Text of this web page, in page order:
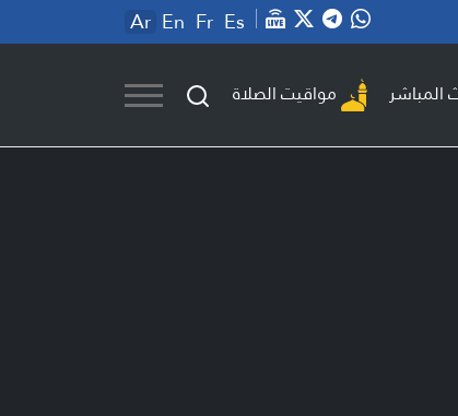
Ar En Fr Es
المباشر مواقيت الصلاة